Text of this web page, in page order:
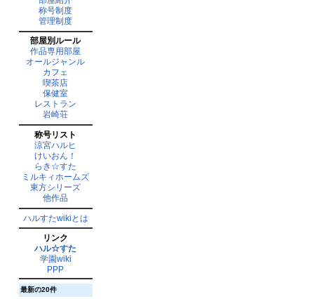
称号制度
管理制度
部屋別ルール
作品専用部屋
オールジャンル
カフェ
喫茶店
保健室
レストラン
岩崎荘
称号リスト
涼宮ハルヒ
けいおん！
らき☆すた
ミルキィホームズ
東方シリーズ
他作品
ハルすたwikiとは
リンク
ハル☆すた
学園wiki
PPP
最新の20件